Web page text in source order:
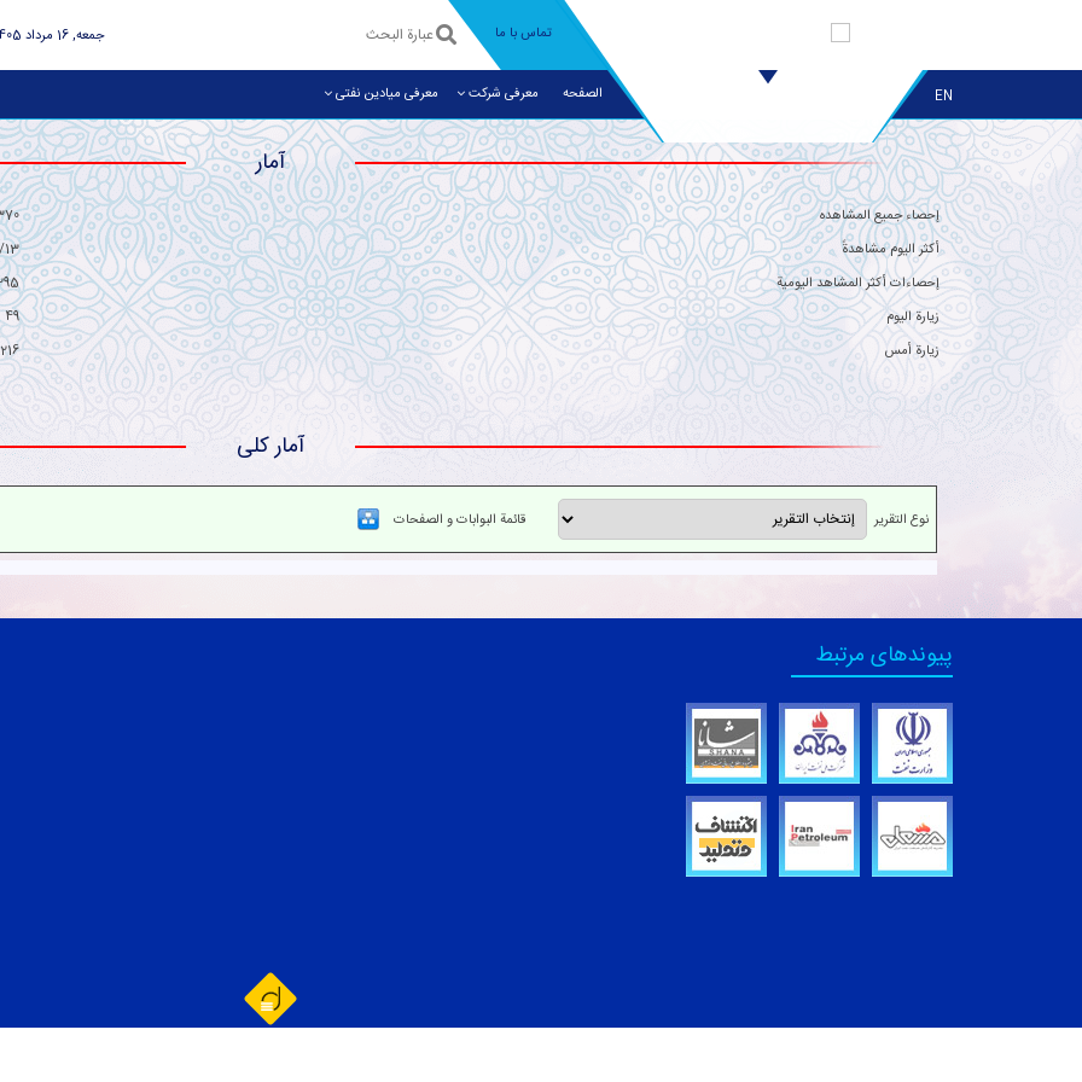
تماس با ما جمعه, 16 مرداد 1405
EN الصفحه معرفی شرکت معرفی میادین نفتی
آمار
إحصاء جمیع المشاهده
أکثر الیوم مشاهدةً
13
إحصاءات أکثر المشاهد الیومیة
زیارة الیوم
49
زیارة أمس
216
آمار کلی
نوع التقریر قائمة البوابات و الصفحات
پیوندهای مرتبط